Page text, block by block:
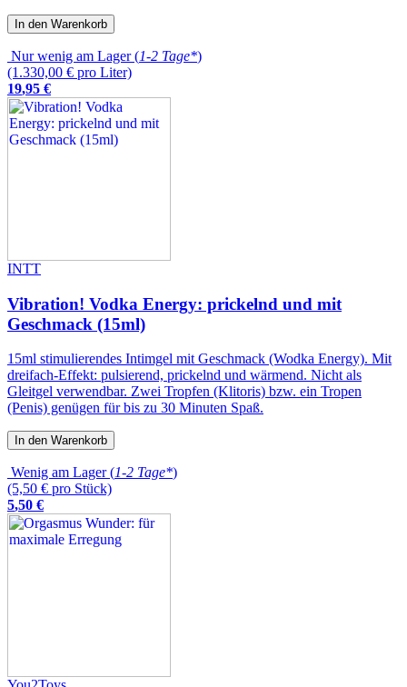
In den Warenkorb
Nur wenig am Lager (1-2 Tage*)
(1.330,00 € pro Liter)
19,95 €
INTT
Vibration! Vodka Energy: prickelnd und mit
Geschmack (15ml)
15ml stimulierendes Intimgel mit Geschmack (Wodka Energy). Mit
dreifach-Effekt: pulsierend, prickelnd und wärmend. Nicht als
Gleitgel verwendbar. Zwei Tropfen (Klitoris) bzw. ein Tropen
(Penis) genügen für bis zu 30 Minuten Spaß.
In den Warenkorb
Wenig am Lager (1-2 Tage*)
(5,50 € pro Stück)
5,50 €